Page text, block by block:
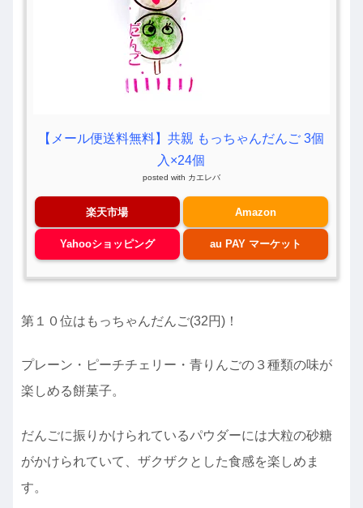
【メール便送料無料】共親 もっちゃんだんご 3個
入×24個
posted with カエレバ
楽天市場 Amazon
Yahooショッピング au PAY マーケット
第１０位はもっちゃんだんご(32円)！
プレーン・ピーチチェリー・青りんごの３種類の味が
楽しめる餅菓子。
だんごに振りかけられているパウダーには大粒の砂糖
がかけられていて、ザクザクとした食感を楽しめま
す。